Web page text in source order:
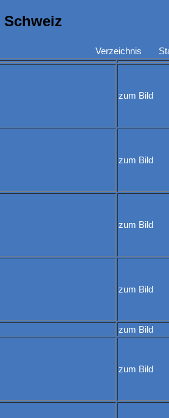
Schweiz
Verzeichnis
zum Bild
zum Bild
zum Bild
zum Bild
zum Bild
zum Bild